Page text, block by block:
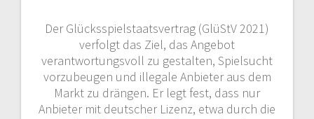
Der Glücksspielstaatsvertrag (GlüStV 2021)
verfolgt das Ziel, das Angebot
verantwortungsvoll zu gestalten, Spielsucht
vorzubeugen und illegale Anbieter aus dem
Markt zu drängen. Er legt fest, dass nur
Anbieter mit deutscher Lizenz, etwa durch die